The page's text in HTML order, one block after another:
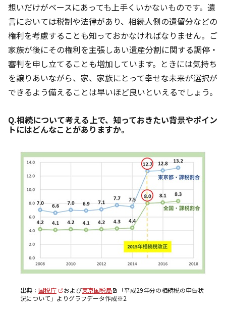
想いだけがベースにあっても上手くいかないものです。遺
言においては税制や法律があり、相続人側の遺留分などの
権利を考慮することも知っておかなければなりません。ご
家族が後にその権利を主張しあい遺産分割に関する調停・
審判を申し立てることも増加しています。ときには気持ち
を譲りあいながら、家、家族にとって幸せな未来が選択が
できるよう備えることは早いほど良いといえるでしょう。
Q.相続について考える上で、知っておきたい背景やポイン
トにはどんなことがありますか。
出典： 国税庁 および東京国税局
「平成29年分の相続税の申告状
況について」よりグラフデータ作成※2